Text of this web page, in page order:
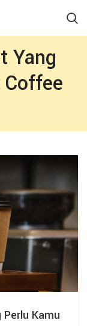
Yang
Kamu